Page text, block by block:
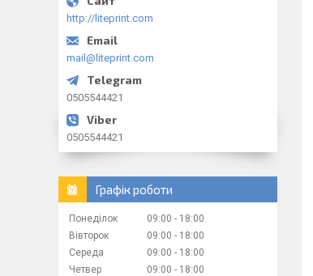
http://liteprint.com
mail@liteprint.com
0505544421
0505544421
Графік роботи
Понеділок 09:00
18:00
Вівторок
09:00
18:00
Середа
09:00
18:00
Четвер
09:00
18:00